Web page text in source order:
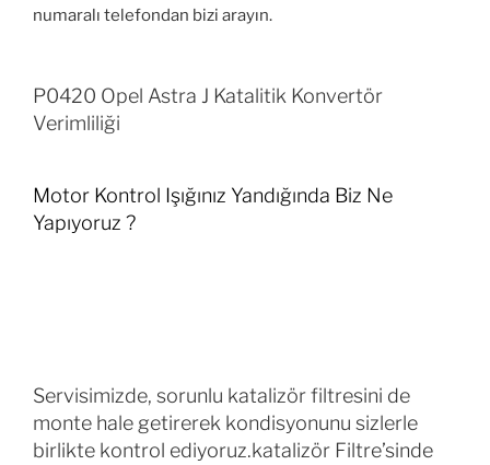
numaralı telefondan bizi arayın.
P0420 Opel Astra J Katalitik Konvertör
Verimliliği
Motor Kontrol Işığınız Yandığında Biz Ne
Yapıyoruz ?
Servisimizde, sorunlu katalizör filtresini de
monte hale getirerek kondisyonunu sizlerle
birlikte kontrol ediyoruz.katalizör Filtre’sinde